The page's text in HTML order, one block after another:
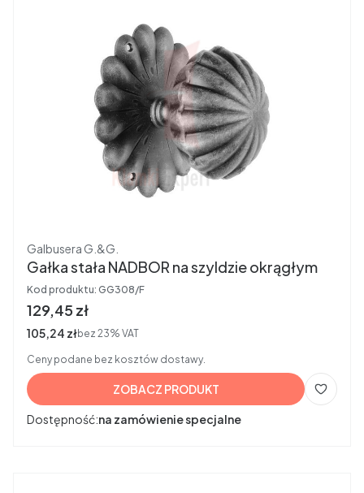
Producent
Galbusera G.&G.
Gałka stała NADBOR na szyldzie okrągłym
Kod produktu: GG308/F
Cena brutto
129,45 zł
Cena netto
105,24 złbez 23% VAT
Ceny podane bez kosztów dostawy.
ZOBACZ PRODUKT
Dostępność:na zamówienie specjalne